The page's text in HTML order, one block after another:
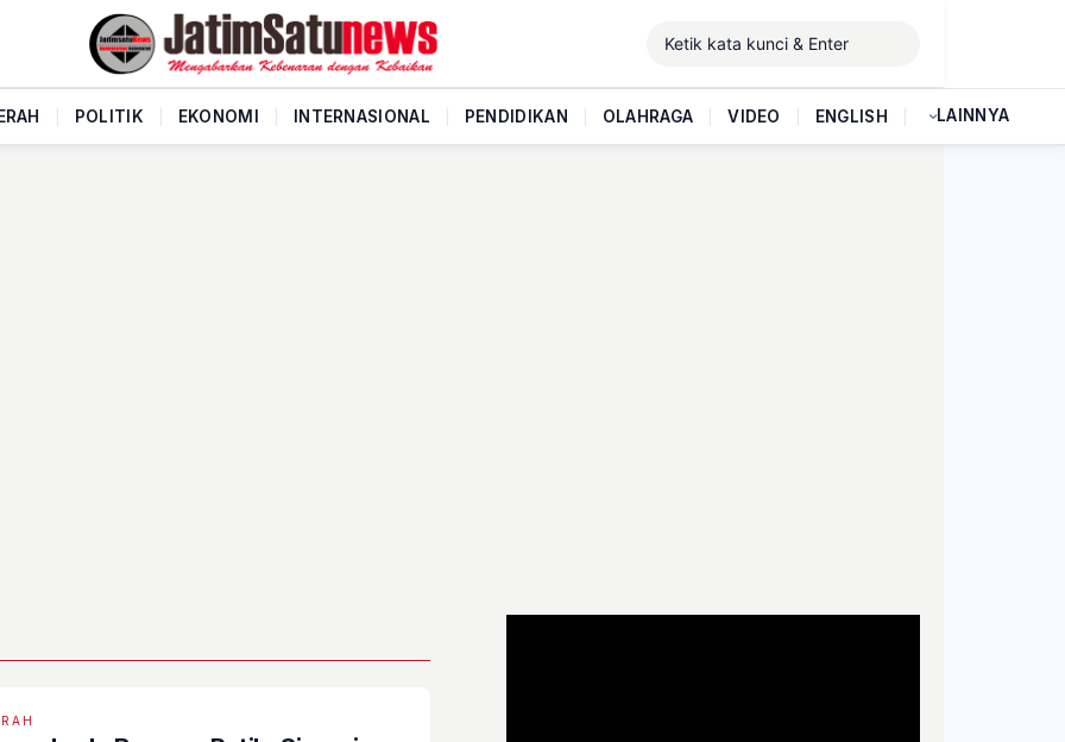
POLITIK EKONOMI INTERNASIONAL PENDIDIKAN OLAHRAGA VIDEO ENGLISH LAINNYA